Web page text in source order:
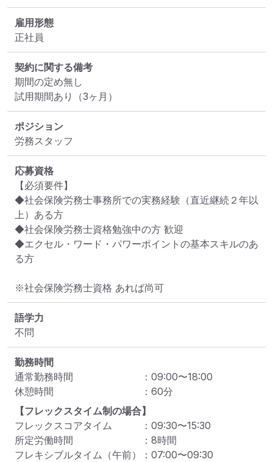
雇用形態
正社員
契約に関する備考
期間の定め無し
試用期間あり（3ヶ月）
ポジション
労務スタッフ
応募資格
【必須要件】
◆社会保険労務士事務所での実務経験（直近継続２年以
上）ある方
◆社会保険労務士資格勉強中の方 歓迎
◆エクセル・ワード・パワーポイントの基本スキルのあ
る方
※社会保険労務士資格 あれば尚可
語学力
不問
勤務時間
通常勤務時間
： 09:00〜18:00
休憩時間
： 60分
【フレックスタイム制の場合】
フレックスコアタイム
： 09:30〜15:30
所定労働時間
： 8時間
フレキシブルタイム（午前）
： 07:00〜09:30